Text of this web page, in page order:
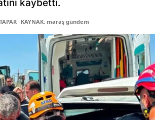
kaybetti.
KAYNAK: maraş gündem